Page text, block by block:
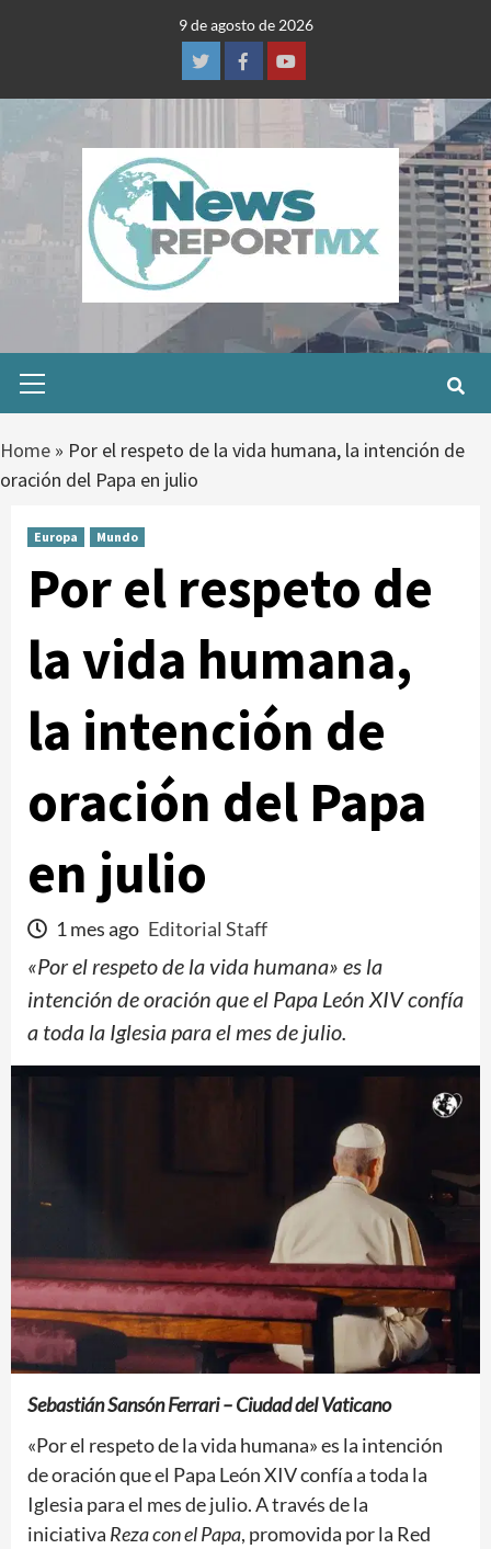
9 de agosto de 2026
TwitterFacebookYoutube
Menu
Home » Por el respeto de la vida humana, la intención de
oración del Papa en julio
Europa Mundo
Por el respeto de
la vida humana,
la intención de
oración del Papa
en julio
1 mes ago Editorial Staff
«Por el respeto de la vida humana» es la
intención de oración que el Papa León XIV confía
a toda la Iglesia para el mes de julio.
Sebastián Sansón Ferrari – Ciudad del Vaticano
«Por el respeto de la vida humana» es la intención
de oración que el Papa León XIV confía a toda la
Iglesia para el mes de julio. A través de la
iniciativa Reza con el Papa, promovida por la Red